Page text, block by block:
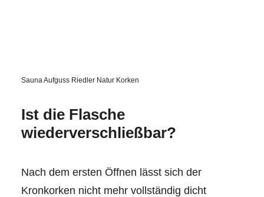
Ist die Flasche
wiederverschließbar?
Nach dem ersten Öffnen lässt sich der
Kronkorken nicht mehr vollständig dicht
Sauna Aufguss Riedler Natur Korken